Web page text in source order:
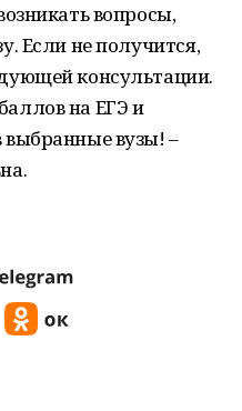
вопросы,
Если не получится,
консультации.
на ЕГЭ и
выбранные вузы! –